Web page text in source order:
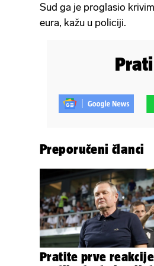
Sud ga je proglasio
eura, kažu u policiji.
Preporučeni članci
Pratite prve reakcije